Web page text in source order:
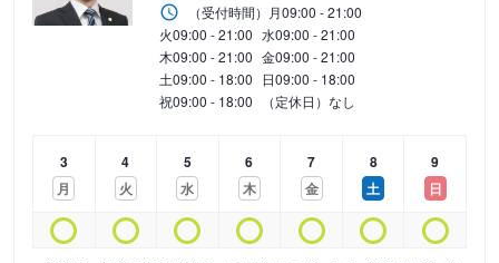
（受付時間） 月09:00 - 21:00
火09:00 - 21:00 水09:00 - 21:00
木09:00 - 21:00 金09:00 - 21:00
土09:00 - 18:00 日09:00 - 18:00
祝09:00 - 18:00 （定休日）なし
3
月
4
火
5
水
6
木
7
金
8
土
9
日